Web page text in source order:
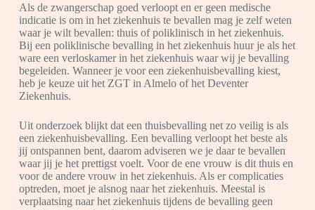
Als de zwangerschap goed verloopt en er geen medische
indicatie is om in het ziekenhuis te bevallen mag je zelf weten
waar je wilt bevallen: thuis of poliklinisch in het ziekenhuis.
Bij een poliklinische bevalling in het ziekenhuis huur je als het
ware een verloskamer in het ziekenhuis waar wij je bevalling
begeleiden. Wanneer je voor een ziekenhuisbevalling kiest,
heb je keuze uit het ZGT in Almelo of het Deventer
Ziekenhuis.
Uit onderzoek blijkt dat een thuisbevalling net zo veilig is als
een ziekenhuisbevalling. Een bevalling verloopt het beste als
jij ontspannen bent, daarom adviseren we je daar te bevallen
waar jij je het prettigst voelt. Voor de ene vrouw is dit thuis en
voor de andere vrouw in het ziekenhuis. Als er complicaties
optreden, moet je alsnog naar het ziekenhuis. Meestal is
verplaatsing naar het ziekenhuis tijdens de bevalling geen